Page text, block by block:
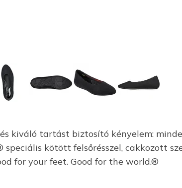
kiváló tartást biztosító kényelem:
kötött felsőrésszel, cakkozott
for your feet. Good for the world.®